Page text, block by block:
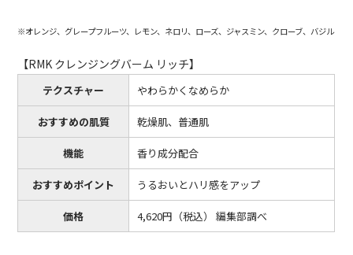
※オレンジ、グレープフルーツ、レモン、ネロリ、ローズ、ジャスミン、クローブ、バジル
【RMK クレンジングバーム リッチ】
テクスチャー やわらかくなめらか
おすすめの肌質 乾燥肌、普通肌
機能 香り成分配合
おすすめポイント うるおいとハリ感をアップ
価格 4,620円（税込） 編集部調べ